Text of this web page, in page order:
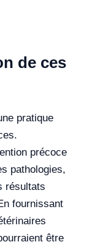
de ces
pratique
précoce
pathologies,
résultats
fournissant
être